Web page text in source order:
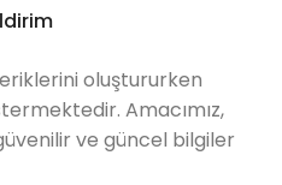
oluştururken
Amacımız,
ve güncel bilgiler